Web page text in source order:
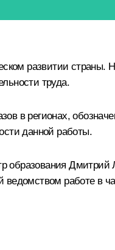
развитии
труда.
в регионах,
данной работы.
образованияДмитрий
работе в